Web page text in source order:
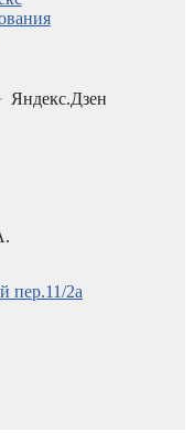
Яндекс.Дзен
пер.11/2а